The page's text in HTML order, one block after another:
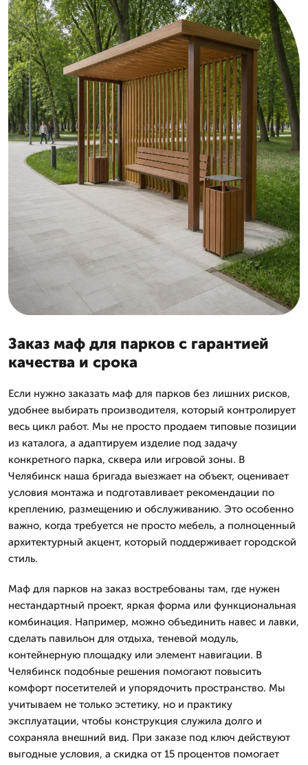
Заказ маф для парков с гарантией
качества и срока
Если нужно заказать маф для парков без лишних рисков,
удобнее выбирать производителя, который контролирует
весь цикл работ. Мы не просто продаем типовые позиции
из каталога, а адаптируем изделие под задачу
конкретного парка, сквера или игровой зоны. В
Челябинск наша бригада выезжает на объект, оценивает
условия монтажа и подготавливает рекомендации по
креплению, размещению и обслуживанию. Это особенно
важно, когда требуется не просто мебель, а полноценный
архитектурный акцент, который поддерживает городской
стиль.
Маф для парков на заказ востребованы там, где нужен
нестандартный проект, яркая форма или функциональная
комбинация. Например, можно объединить навес и лавки,
сделать павильон для отдыха, теневой модуль,
контейнерную площадку или элемент навигации. В
Челябинск подобные решения помогают повысить
комфорт посетителей и упорядочить пространство. Мы
учитываем не только эстетику, но и практику
эксплуатации, чтобы конструкция служила долго и
сохраняла внешний вид. При заказе под ключ действуют
выгодные условия, а скидка от 15 процентов помогает